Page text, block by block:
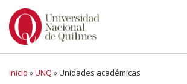
Ir
Inicio »UNQ »Unidades académicas